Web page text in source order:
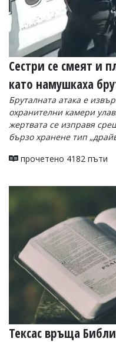
Сестри се смеят и
като намушкаха
Бруталната атака е
охранителни камери
жертвата се изправя
бързо хранене тип
прочетено 4182 пъти
Тексас връща